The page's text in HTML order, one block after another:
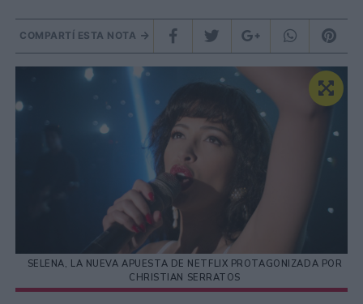
COMPARTÍ ESTA NOTA
SELENA, LA NUEVA APUESTA DE NETFLIX PROTAGONIZADA POR
CHRISTIAN SERRATOS